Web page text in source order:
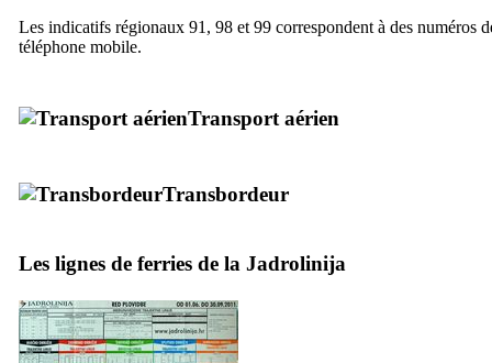
Les indicatifs régionaux 91, 98 et 99 correspondent à des numéros
téléphone mobile.
Transport aérien
Transbordeur
Les lignes de ferries de la Jadrolinija